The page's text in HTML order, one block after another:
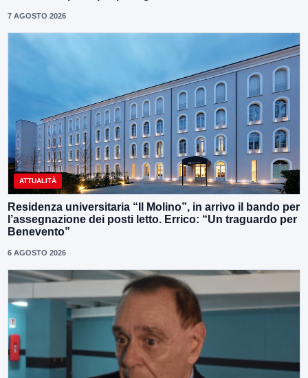
7 AGOSTO 2026
ATTUALITÀ
Residenza universitaria “Il Molino”, in arrivo il bando per
l’assegnazione dei posti letto. Errico: “Un traguardo per
Benevento”
6 AGOSTO 2026